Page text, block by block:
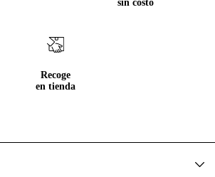
sin costo
Recoge
en tienda